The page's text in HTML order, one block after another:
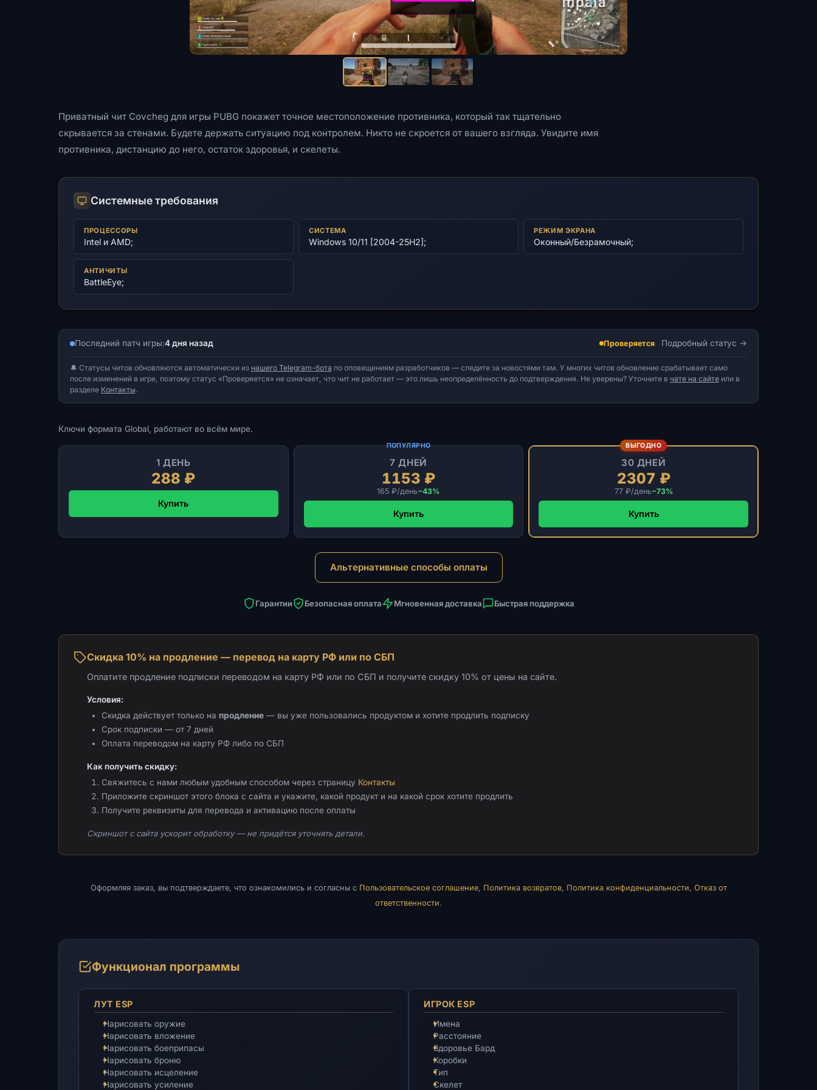
Приватный чит Covcheg для игры PUBG покажет точное местоположение противника, который так тщательно
скрывается за стенами. Будете держать ситуацию под контролем. Никто не скроется от вашего взгляда. Увидите имя
противника, дистанцию до него, остаток здоровья, и скелеты.
Системные требования
ПРОЦЕССОРЫ
Intel и AMD;
СИСТЕМА
Windows 10/11 [2004-25H2];
РЕЖИМ ЭКРАНА
Оконный/Безрамочный;
АНТИЧИТЫ
BattleEye;
Последний патч игры:4 дня назад Проверяется Подробный статус
🔔 Статусы читов обновляются автоматически из нашего Telegram-бота по оповещениям разработчиков — следите за новостями там. У многих читов обновление срабатывает само
после изменений в игре, поэтому статус «Проверяется» не означает, что чит не работает — это лишь неопределённость до подтверждения. Не уверены? Уточните в чате на сайтеили в
разделе Контакты.
Ключи формата Global, работают во всём мире.
1 ДЕНЬ
288 ₽
Купить
ПОПУЛЯРНО
7 ДНЕЙ
1153 ₽
165 ₽/день−43%
Купить
ВЫГОДНО
30 ДНЕЙ
2307 ₽
77 ₽/день−73%
Купить
Альтернативные способы оплаты
Гарантии Безопасная оплата Мгновенная доставка Быстрая поддержка
Скидка 10% на продление — перевод на карту РФ или по СБП
Оплатите продление подписки переводом на карту РФ или по СБП и получите скидку 10% от цены на сайте.
Условия:
Скидка действует только на продление — вы уже пользовались продуктом и хотите продлить подписку
Срок подписки — от 7 дней
Оплата переводом на карту РФ либо по СБП
Как получить скидку:
Свяжитесь с нами любым удобным способом через страницу Контакты
Приложите скриншот этого блока с сайта и укажите, какой продукт и на какой срок хотите продлить
Получите реквизиты для перевода и активацию после оплаты
Скриншот с сайта ускорит обработку — не придётся уточнять детали.
Оформляя заказ, вы подтверждаете, что ознакомились и согласны с Пользовательское соглашение, Политика возвратов, Политика конфиденциальности, Отказ от
ответственности.
Функционал программы
ЛУТ ESP
Нарисовать оружие
Нарисовать вложение
Нарисовать боеприпасы
Нарисовать броню
Нарисовать исцеление
Нарисовать усиление
ИГРОК ESP
Имена
Расстояние
Здоровье Бард
Коробки
Тип
Скелет